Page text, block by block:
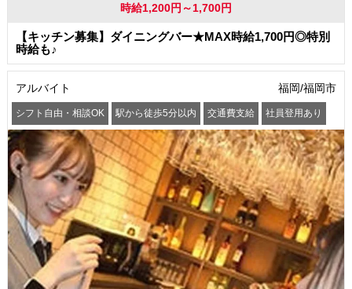
時給1,200円～1,700円
【キッチン募集】ダイニングバー★MAX時給1,700円◎特別
時給も♪
アルバイト 福岡/福岡市
シフト自由・相談OK 駅から徒歩5分以内 交通費支給 社員登用あり